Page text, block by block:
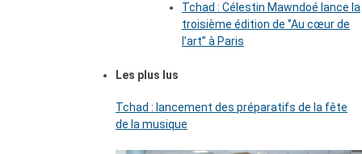
Tchad : Célestin Mawndoé lance la
troisième édition de ‘’Au cœur de
l’art’’ à Paris
Les plus lus
Tchad : lancement des préparatifs de la fête
de la musique